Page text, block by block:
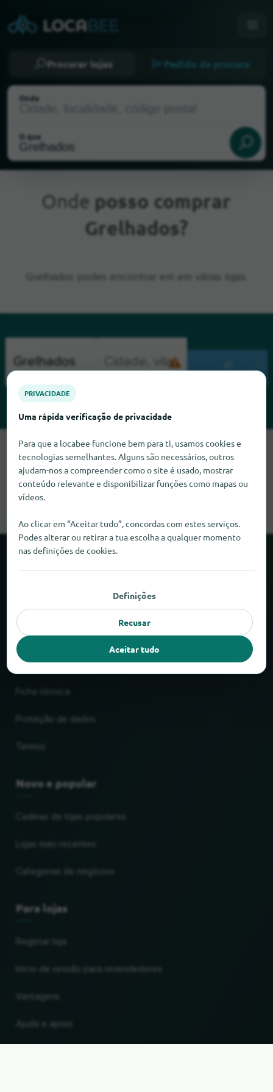
Procurar lojas Pedido de procura
Onde
O que
Localização atual
Onde posso comprar
Grelhados?
Lamentamos, mas não conseguimos encontrar Grelhados
neste momento. Se souber onde encontrar Grelhados,
ficaríamos muito satisfeitos se nos informasse.
Parceiros
Informação legal
Novo e popular
Cadeias de lojas populares
Lojas mais recentes
Para lojas
Registar loja
Vantagens
Ajuda e apoio
PRIVACIDADE
Uma rápida verificação de privacidade
Para que a locabee funcione bem para ti, usamos cookies e
tecnologias semelhantes. Alguns são necessários, outros
ajudam-nos a compreender como o site é usado, mostrar
conteúdo relevante e disponibilizar funções como mapas ou
vídeos.
Ao clicar em “Aceitar tudo”, concordas com estes serviços.
Podes alterar ou retirar a tua escolha a qualquer momento
nas definições de cookies.
Definições
Recusar
Aceitar tudo